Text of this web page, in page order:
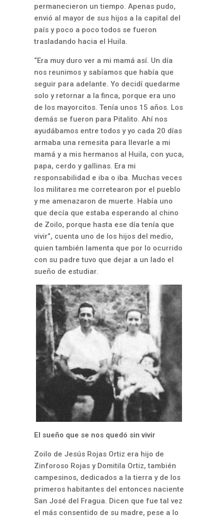
permanecieron un tiempo. Apenas pudo,
envió al mayor de sus hijos a la capital del
país y poco a poco todos se fueron
trasladando hacia el Huila.
“Era muy duro ver a mi mamá así. Un día
nos reunimos y sabíamos que había que
seguir para adelante. Yo decidí quedarme
solo y retornar a la finca, porque era uno
de los mayorcitos. Tenía unos 15 años. Los
demás se fueron para Pitalito. Ahí nos
ayudábamos entre todos y yo cada 20 días
armaba una remesita para llevarle a mi
mamá y a mis hermanos al Huila, con yuca,
papa, cerdo y gallinas. Era mi
responsabilidad e iba o iba. Muchas veces
los militares me corretearon por el pueblo
y me amenazaron de muerte. Había uno
que decía que estaba esperando al chino
de Zoilo, porque hasta ese día tenía que
vivir”, cuenta uno de los hijos del medio,
quien también lamenta que por lo ocurrido
con su padre tuvo que dejar a un lado el
sueño de estudiar.
El sueño que se nos quedó sin vivir
Zoilo de Jesús Rojas Ortiz era hijo de
Zinforoso Rojas y Domitila Ortiz, también
campesinos, dedicados a la tierra y de los
primeros habitantes del entonces naciente
San José del Fragua. Dicen que fue tal vez
el más consentido de su madre, pese a lo